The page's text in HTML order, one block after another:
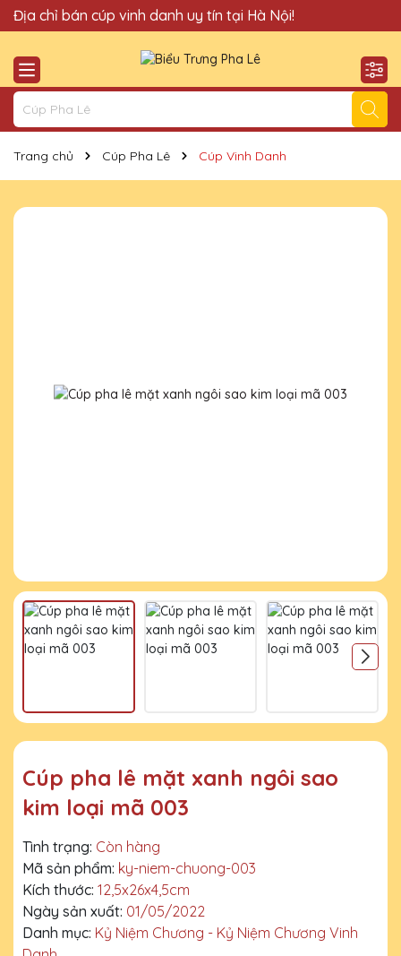
Quà Tặng Cúp Pha Lê Hà Nội QTG xin chào Quý Khách!
Địa chỉ bán cúp vinh danh uy tín tại Hà Nội!
Trang chủ Cúp Pha Lê Cúp Vinh Danh
Cúp pha lê mặt xanh ngôi sao
kim loại mã 003
Tình trạng: Còn hàng
Mã sản phẩm: ky-niem-chuong-003
Kích thước: 12,5x26x4,5cm
Ngày sản xuất: 01/05/2022
Danh mục: Kỷ Niệm Chương - Kỷ Niệm Chương Vinh